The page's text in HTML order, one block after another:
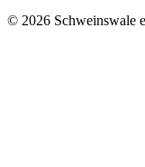
© 2026 Schweinswale